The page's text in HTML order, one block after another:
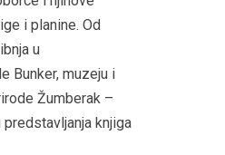
i planine. Od
u
Bunker, muzeju i
Žumberak –
knjiga